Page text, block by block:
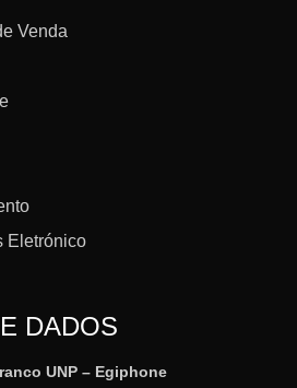
Venda
Eletrónico
DADOS
UNP – Egiphone